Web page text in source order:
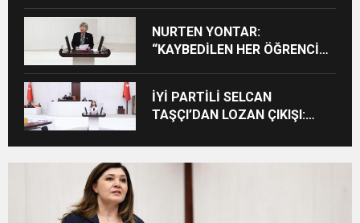
NURTEN YONTAR:
“KAYBEDİLEN HER ÖĞRENCİ
İYİ PARTİLİ SELCAN
TAŞÇI’DAN LOZAN ÇIKIŞI:
SENEDİNE SAHİP ÇIKMA